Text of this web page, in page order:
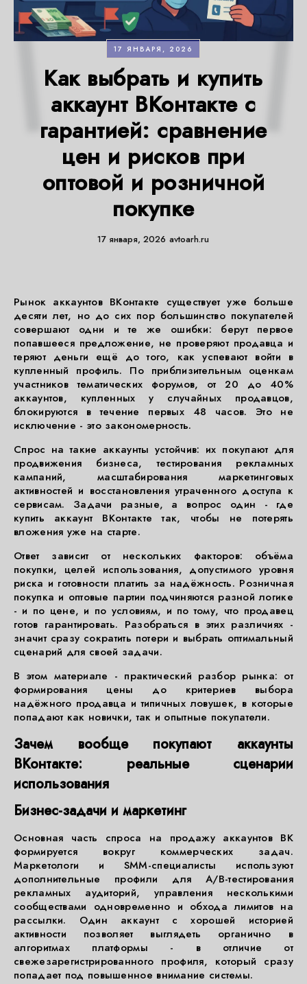
17 ЯНВАРЯ, 2026
Как выбрать и купить
аккаунт ВКонтакте с
гарантией: сравнение
цен и рисков при
оптовой и розничной
покупке
17 января, 2026 avtoarh.ru
Рынок аккаунтов ВКонтакте существует уже больше
десяти лет, но до сих пор большинство покупателей
совершают одни и те же ошибки: берут первое
попавшееся предложение, не проверяют продавца и
теряют деньги ещё до того, как успевают войти в
купленный профиль. По приблизительным оценкам
участников тематических форумов, от 20 до 40%
аккаунтов, купленных у случайных продавцов,
блокируются в течение первых 48 часов. Это не
исключение - это закономерность.
Спрос на такие аккаунты устойчив: их покупают для
продвижения бизнеса, тестирования рекламных
кампаний, масштабирования маркетинговых
активностей и восстановления утраченного доступа к
сервисам. Задачи разные, а вопрос один - где
купить аккаунт ВКонтакте так, чтобы не потерять
вложения уже на старте.
Ответ зависит от нескольких факторов: объёма
покупки, целей использования, допустимого уровня
риска и готовности платить за надёжность. Розничная
покупка и оптовые партии подчиняются разной логике
- и по цене, и по условиям, и по тому, что продавец
готов гарантировать. Разобраться в этих различиях -
значит сразу сократить потери и выбрать оптимальный
сценарий для своей задачи.
В этом материале - практический разбор рынка: от
формирования цены до критериев выбора
надёжного продавца и типичных ловушек, в которые
попадают как новички, так и опытные покупатели.
Зачем вообще покупают аккаунты
ВКонтакте: реальные сценарии
использования
Бизнес-задачи и маркетинг
Основная часть спроса на продажу аккаунтов ВК
формируется вокруг коммерческих задач.
Маркетологи и SMM-специалисты используют
дополнительные профили для A/B-тестирования
рекламных аудиторий, управления несколькими
сообществами одновременно и обхода лимитов на
рассылки. Один аккаунт с хорошей историей
активности позволяет выглядеть органично в
алгоритмах платформы - в отличие от
свежезарегистрированного профиля, который сразу
попадает под повышенное внимание системы.